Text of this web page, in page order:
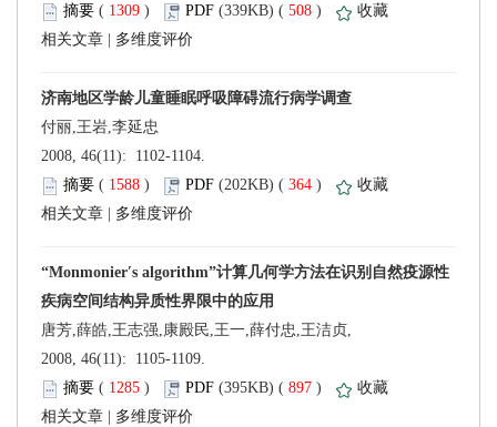
(
) 508 )
2008, 46(11): 1102-1104.
(
) 364 )
2008, 46(11): 1105-1109.
(
) 897 )